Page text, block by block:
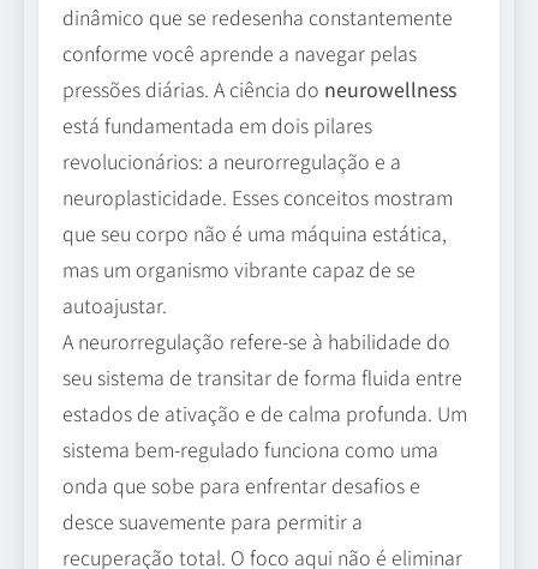
dinâmico que se redesenha constantemente
conforme você aprende a navegar pelas
pressões diárias. A ciência do neurowellness
está fundamentada em dois pilares
revolucionários: a neurorregulação e a
neuroplasticidade. Esses conceitos mostram
que seu corpo não é uma máquina estática,
mas um organismo vibrante capaz de se
autoajustar.
A neurorregulação refere-se à habilidade do
seu sistema de transitar de forma fluida entre
estados de ativação e de calma profunda. Um
sistema bem-regulado funciona como uma
onda que sobe para enfrentar desafios e
desce suavemente para permitir a
recuperação total. O foco aqui não é eliminar